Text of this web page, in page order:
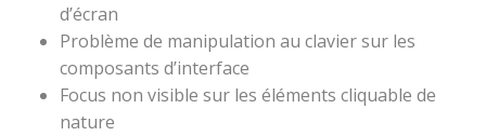
d’écran
Problème de manipulation au clavier sur les
composants d’interface
Focus non visible sur les éléments cliquable de
nature